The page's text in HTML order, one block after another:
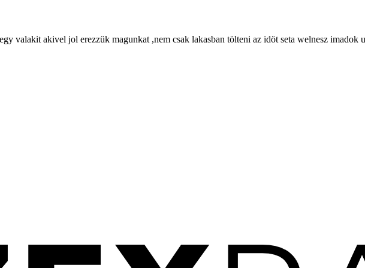
valakit akivel jol erezzük magunkat ,nem csak lakasban tölteni az idöt seta welnesz imadok